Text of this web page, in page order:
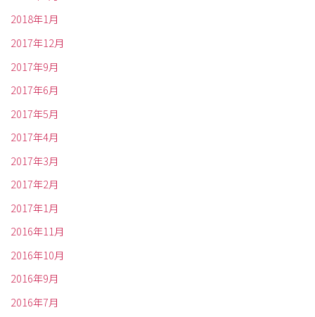
2018年1月
2017年12月
2017年9月
2017年6月
2017年5月
2017年4月
2017年3月
2017年2月
2017年1月
2016年11月
2016年10月
2016年9月
2016年7月